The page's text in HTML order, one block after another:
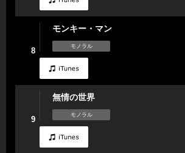
8
モンキー・マン
モノラル
9
無情の世界
モノラル